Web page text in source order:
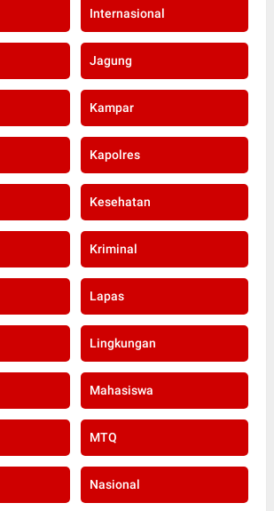
Internasional
Jagung
Kampar
Kapolres
Kesehatan
Kriminal
Lapas
Lingkungan
Mahasiswa
MTQ
Nasional